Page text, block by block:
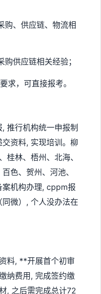
、供应链、物流相
供应链相关经验；
，可直接报考。
推行机构统一申报制
资料, 实现培训。柳
桂林、梧州、北海、
色、贺州、河池、
案机构办理, cppm报
微）, 个人没办法在
料, **开展首个初审
纳费用, 完成签约缴
, 之后需完成总计72